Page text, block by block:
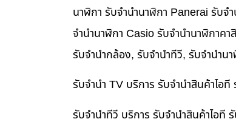
นาฬิกา รับจำนำนาฬิกา Panerai รับจ
จำนำนาฬิกา Casio รับจำนำนาฬิกาค
รับจำนำกล้อง, รับจำนำทีวี, รับจำนำน
รับจำนำ TV บริการ รับจำนำสินค้าไอ
รับจำนำทีวี บริการ รับจำนำสินค้าไอที